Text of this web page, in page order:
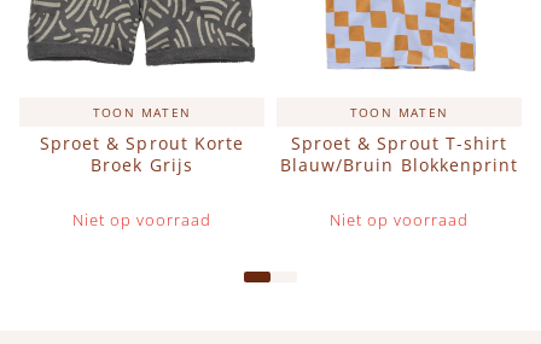
TOON MATEN
Sproet & Sprout Korte
Broek Grijs
Niet op voorraad
TOON MATEN
Sproet & Sprout T-shirt
Blauw/Bruin Blokkenprint
Niet op voorraad